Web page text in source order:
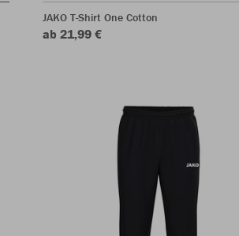
JAKO T-Shirt One Cotton
ab 21,99 €